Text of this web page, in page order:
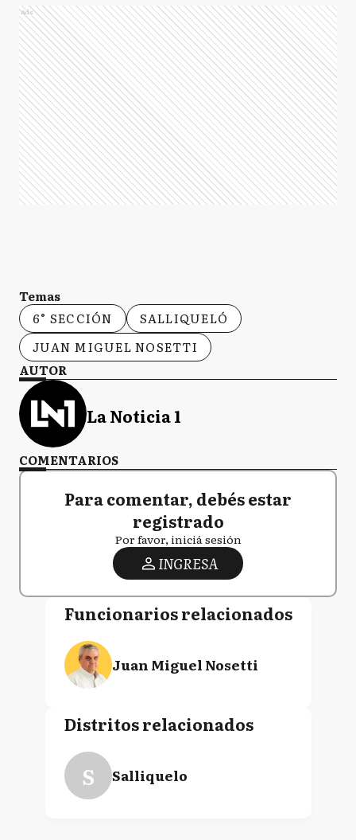
Ads
Temas
6° SECCIÓN
SALLIQUELÓ
JUAN MIGUEL NOSETTI
AUTOR
La Noticia 1
COMENTARIOS
Para comentar, debés estar
registrado
Por favor, iniciá sesión
INGRESA
Funcionarios relacionados
Juan Miguel Nosetti
Distritos relacionados
S Salliquelo